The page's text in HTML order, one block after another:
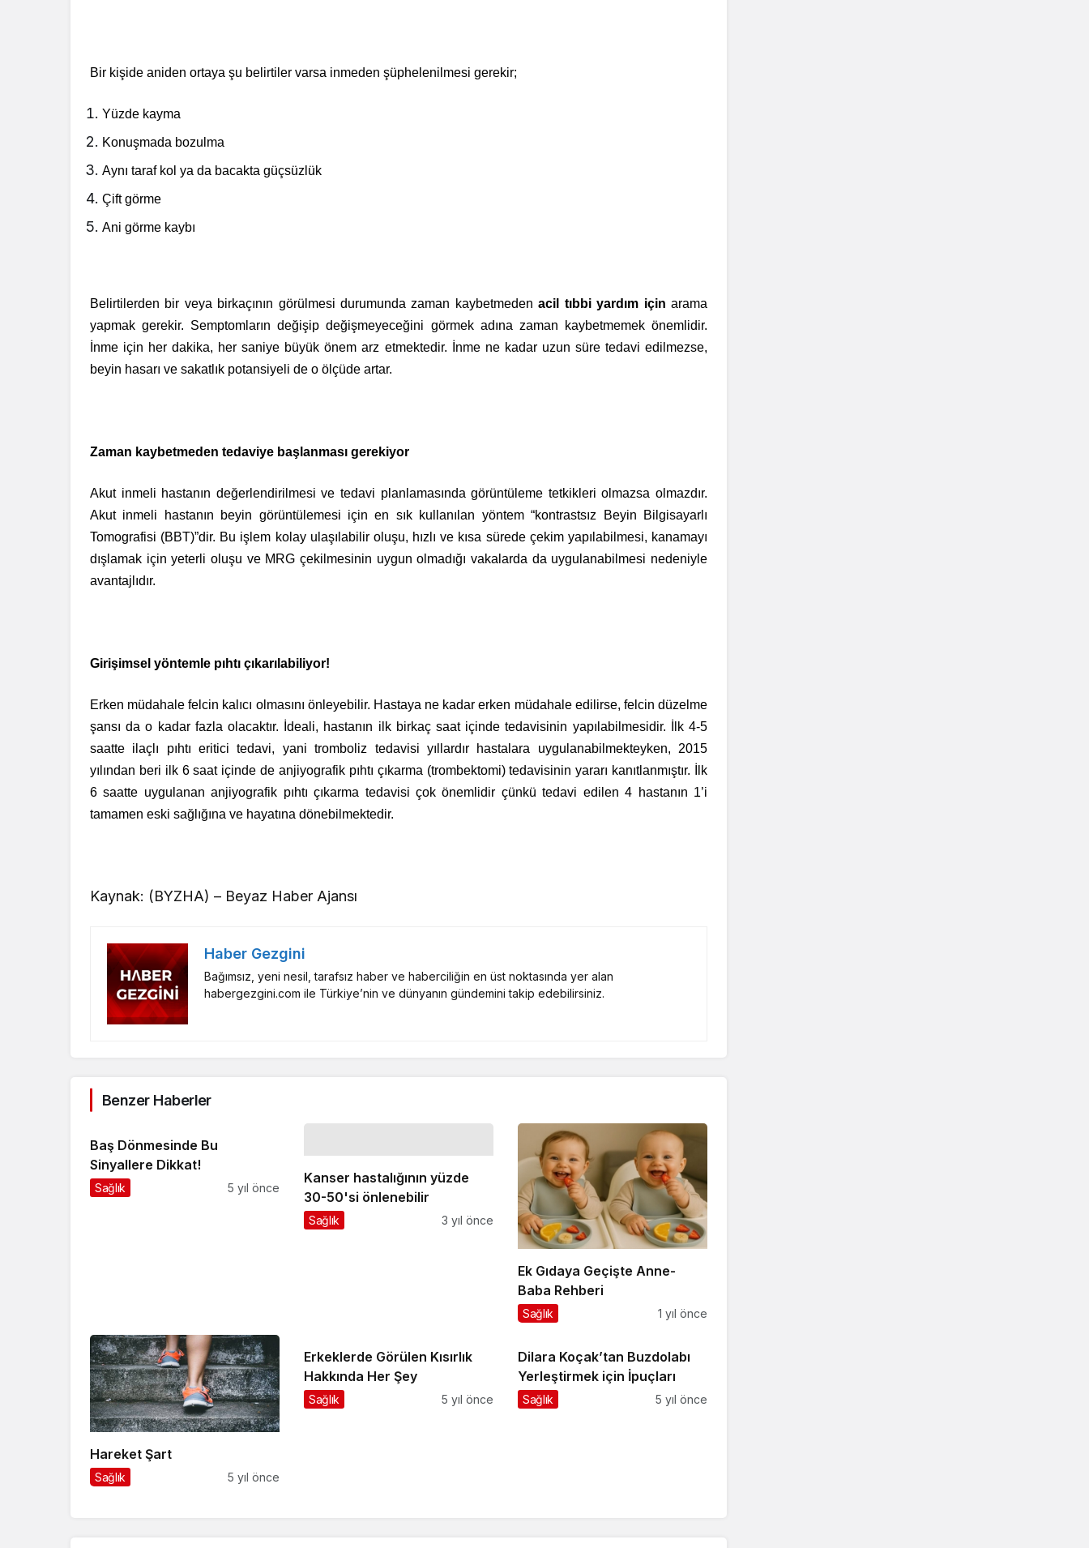
Bir kişide aniden ortaya şu belirtiler varsa inmeden şüphelenilmesi gerekir;
Yüzde kayma
Konuşmada bozulma
Aynı taraf kol ya da bacakta güçsüzlük
Çift görme
Ani görme kaybı
Belirtilerden bir veya birkaçının görülmesi durumunda zaman kaybetmedenacil tıbbi yardım için arama
yapmak gerekir. Semptomların değişip değişmeyeceğini görmek adına zaman kaybetmemek önemlidir.
İnme için her dakika, her saniye büyük önem arz etmektedir. İnme ne kadar uzun süre tedavi edilmezse,
beyin hasarı ve sakatlık potansiyeli de o ölçüde artar.
Zaman kaybetmeden tedaviye başlanması gerekiyor
Akut inmeli hastanın değerlendirilmesi ve tedavi planlamasında görüntüleme tetkikleri olmazsa olmazdır.
Akut inmeli hastanın beyin görüntülemesi için en sık kullanılan yöntem “kontrastsız Beyin Bilgisayarlı
Tomografisi (BBT)”dir. Bu işlem kolay ulaşılabilir oluşu, hızlı ve kısa sürede çekim yapılabilmesi, kanamayı
dışlamak için yeterli oluşu ve MRG çekilmesinin uygun olmadığı vakalarda da uygulanabilmesi nedeniyle
avantajlıdır.
Girişimsel yöntemle pıhtı çıkarılabiliyor!
Erken müdahale felcin kalıcı olmasını önleyebilir. Hastaya ne kadar erken müdahale edilirse, felcin düzelme
şansı da o kadar fazla olacaktır. İdeali, hastanın ilk birkaç saat içinde tedavisinin yapılabilmesidir. İlk 4-5
saatte ilaçlı pıhtı eritici tedavi, yani tromboliz tedavisi yıllardır hastalara uygulanabilmekteyken, 2015
yılından beri ilk 6 saat içinde de anjiyografik pıhtı çıkarma (trombektomi) tedavisinin yararı kanıtlanmıştır. İlk
6 saatte uygulanan anjiyografik pıhtı çıkarma tedavisi çok önemlidir çünkü tedavi edilen 4 hastanın 1’i
tamamen eski sağlığına ve hayatına dönebilmektedir.
Kaynak: (BYZHA) – Beyaz Haber Ajansı
Haber Gezgini
Bağımsız, yeni nesil, tarafsız haber ve haberciliğin en üst noktasında yer alan
habergezgini.com ile Türkiye’nin ve dünyanın gündemini takip edebilirsiniz.
Benzer Haberler
Baş Dönmesinde Bu
Sinyallere Dikkat!
Sağlık 5 yıl önce
Kanser hastalığının yüzde
30-50'si önlenebilir
Sağlık 3 yıl önce
Ek Gıdaya Geçişte Anne-
Baba Rehberi
Sağlık 1 yıl önce
Hareket Şart
Sağlık 5 yıl önce
Erkeklerde Görülen Kısırlık
Hakkında Her Şey
Sağlık 5 yıl önce
Dilara Koçak’tan Buzdolabı
Yerleştirmek için İpuçları
Sağlık 5 yıl önce